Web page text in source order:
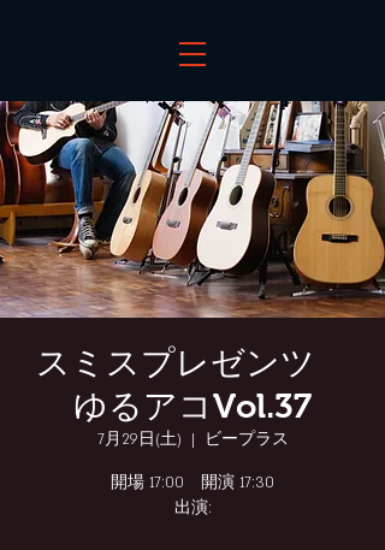
スミスプレゼンツ
ゆるアコVol.37
7月29日(土)
  |
ビープラス
開場 17:00 開演 17:30
出演: